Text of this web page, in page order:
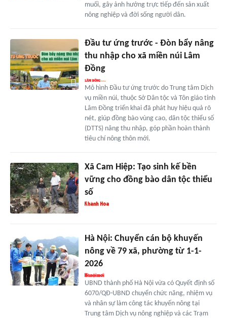
muối, gây ảnh hưởng trực tiếp đến sản xuất
nông nghiệp và đời sống người dân.
Đầu tư ứng trước - Đòn bẩy nâng
thu nhập cho xã miền núi Lâm
Đồng
Mô hình Đầu tư ứng trước do Trung tâm Dịch
vụ miền núi, thuộc Sở Dân tộc và Tôn giáo tỉnh
Lâm Đồng triển khai đã phát huy hiệu quả rõ
nét, giúp đồng bào vùng cao, dân tộc thiểu số
(DTTS) nâng thu nhập, góp phần hoàn thành
tiêu chí nông thôn mới.
Xã Cam Hiệp: Tạo sinh kế bền
vững cho đồng bào dân tộc thiểu
số
Hà Nội: Chuyển cán bộ khuyến
nông về 79 xã, phường từ 1-1-
2026
UBND thành phố Hà Nội vừa có Quyết định số
6070/QĐ-UBND chuyển chức năng, nhiệm vụ
và nhân sự làm công tác khuyến nông tại
Trung tâm Dịch vụ nông nghiệp và các Trạm